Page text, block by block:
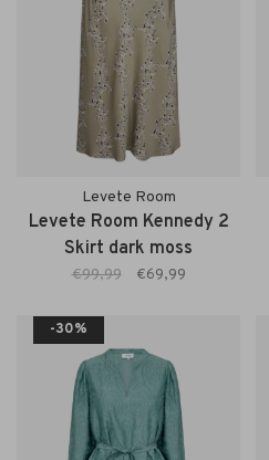
Levete Room
Levete Room Kennedy 2
Skirt dark moss
€99,99 €69,99
-30%